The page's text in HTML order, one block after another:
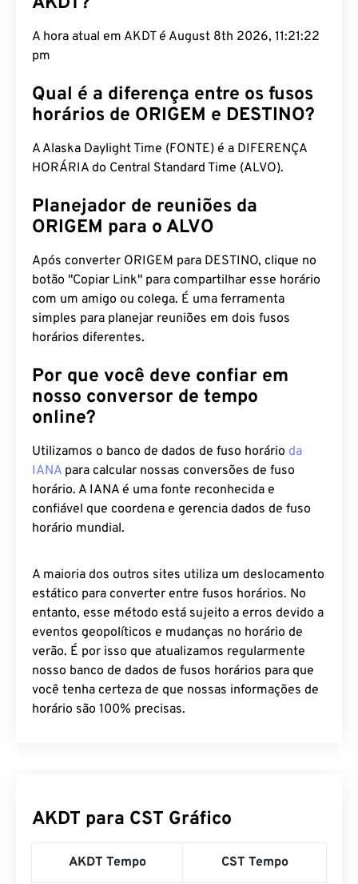
A hora atual em AKDT é August 8th 2026, 11:21:23
pm
Qual é a diferença entre os fusos
horários de ORIGEM e DESTINO?
A Alaska Daylight Time (FONTE) é a DIFERENÇA
HORÁRIA do Central Standard Time (ALVO).
Planejador de reuniões da
ORIGEM para o ALVO
Após converter ORIGEM para DESTINO, clique no
botão "Copiar Link" para compartilhar esse horário
com um amigo ou colega. É uma ferramenta
simples para planejar reuniões em dois fusos
horários diferentes.
Por que você deve confiar em
nosso conversor de tempo
online?
Utilizamos o banco de dados de fuso horário da
IANA para calcular nossas conversões de fuso
horário. A IANA é uma fonte reconhecida e
confiável que coordena e gerencia dados de fuso
horário mundial.
A maioria dos outros sites utiliza um deslocamento
estático para converter entre fusos horários. No
entanto, esse método está sujeito a erros devido a
eventos geopolíticos e mudanças no horário de
verão. É por isso que atualizamos regularmente
nosso banco de dados de fusos horários para que
você tenha certeza de que nossas informações de
horário são 100% precisas.
AKDT para CST Gráfico
AKDT Tempo CST Tempo